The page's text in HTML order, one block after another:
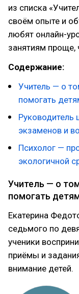
из списка
своём опыте и
любят онлайн-
занятиям проще,
Содержание:
Учитель — о
помогать
экзаменов и
Психолог —
экологичной
Учитель — о
помогать
Екатерина
седьмого по
ученики
приёмы и
внимание детей.